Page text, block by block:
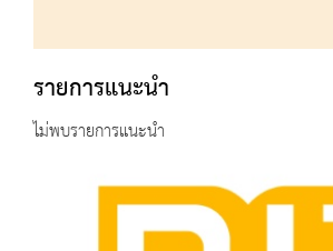
รายการแนะนำ
ไม่พบรายการแนะนำ